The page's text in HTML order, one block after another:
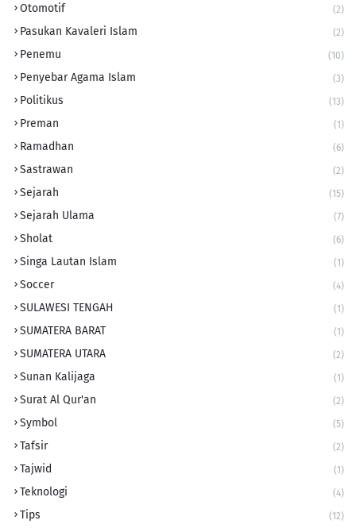
Otomotif (2)
Pasukan Kavaleri Islam (2)
Penemu (10)
Penyebar Agama Islam (3)
Politikus (13)
Preman (1)
Ramadhan (6)
Sastrawan (2)
Sejarah (15)
Sejarah Ulama (7)
Sholat (6)
Singa Lautan Islam (1)
Soccer (4)
SULAWESI TENGAH (1)
SUMATERA BARAT (1)
SUMATERA UTARA (2)
Sunan Kalijaga (1)
Surat Al Qur'an (2)
Symbol (5)
Tafsir (2)
Tajwid (1)
Teknologi (4)
Tips (12)